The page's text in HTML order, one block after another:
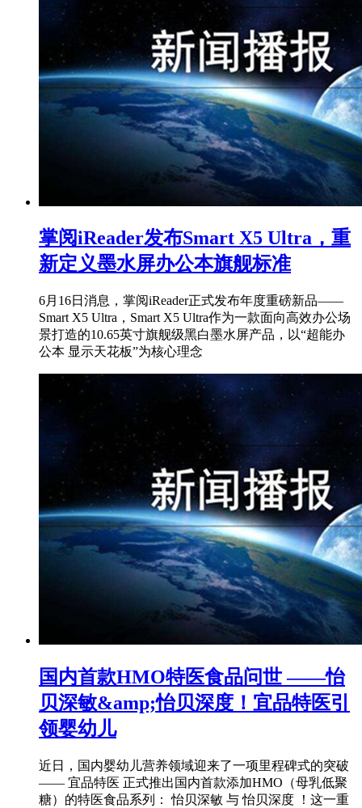
掌阅iReader发布Smart X5 Ultra，重
新定义墨水屏办公本旗舰标准
6月16日消息，掌阅iReader正式发布年度重磅新品——
Smart X5 Ultra，Smart X5 Ultra作为一款面向高效办公场
景打造的10.65英寸旗舰级黑白墨水屏产品，以“超能办
公本 显示天花板”为核心理念
国内首款HMO特医食品问世 ——怡
贝深敏&amp;怡贝深度！宜品特医引
领婴幼儿
近日，国内婴幼儿营养领域迎来了一项里程碑式的突破
—— 宜品特医 正式推出国内首款添加HMO（母乳低聚
糖）的特医食品系列： 怡贝深敏 与 怡贝深度 ！这一重